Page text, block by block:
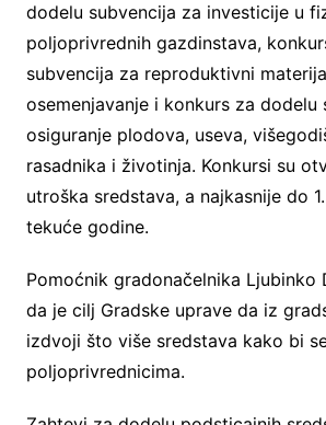
dodelu subvencija za investicije u
poljoprivrednih gazdinstava,
subvencija za reproduktivni
osemenjavanje i konkurs za dodelu
osiguranje plodova, useva,
rasadnika i životinja. Konkursi su
utroška sredstava, a najkasnije do
tekuće godine.
Pomoćnik gradonačelnika Ljubinko
da je cilj Gradske uprave da iz
izdvoji što više sredstava kako bi
poljoprivrednicima.